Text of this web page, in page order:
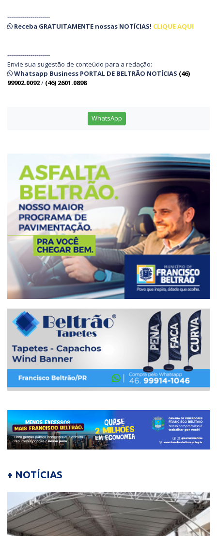
----------------------
Receba GRATUITAMENTE nossas NOTÍCIAS! CLIQUE AQUI
----------------------
Envie sua sugestão de conteúdo para a redação:
Whatsapp Business PORTAL DE BELTRÃO NOTÍCIAS (46)
99902.0092/ (46) 2601.0898
WhatsApp
+ NOTÍCIAS